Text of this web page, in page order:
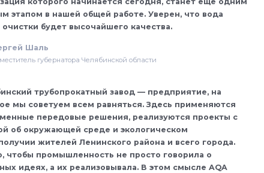
этапом в нашей общей работе. Уверен, что вода
очистки будет высочайшего качества.
Шаль
губернатора Челябинской области
трубопрокатный завод — предприятие, на
мы советуем всем равняться. Здесь применяются
передовые решения, реализуются проекты с
об окружающей среде и экологическом
жителей Ленинского района и всего города.
чтобы промышленность не просто говорила о
идеях, а их реализовывала. В этом смысле AQA